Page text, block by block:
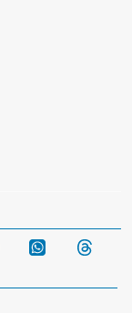
Telegram WhatsApp